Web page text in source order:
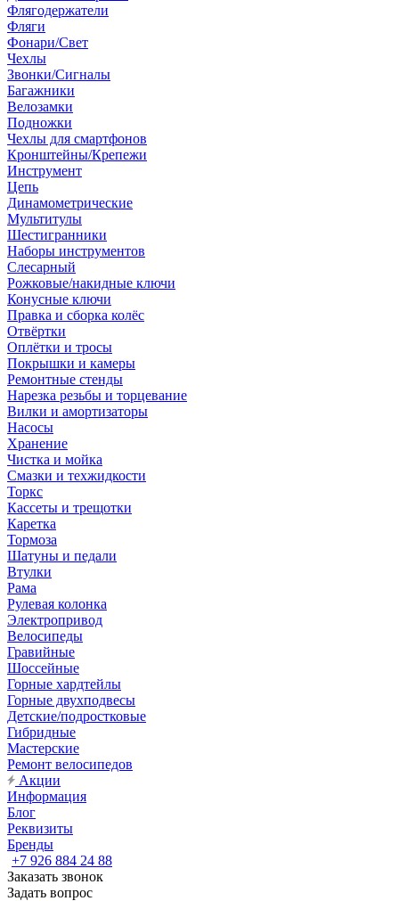
Флягодержатели
Фляги
Фонари/Свет
Чехлы
Звонки/Сигналы
Багажники
Велозамки
Подножки
Чехлы для смартфонов
Кронштейны/Крепежи
Инструмент
Цепь
Динамометрические
Мультитулы
Шестигранники
Наборы инструментов
Слесарный
Рожковые/накидные ключи
Конусные ключи
Правка и сборка колёс
Отвёртки
Оплётки и тросы
Покрышки и камеры
Ремонтные стенды
Нарезка резьбы и торцевание
Вилки и амортизаторы
Насосы
Хранение
Чистка и мойка
Смазки и техжидкости
Торкс
Кассеты и трещотки
Каретка
Тормоза
Шатуны и педали
Втулки
Рама
Рулевая колонка
Электропривод
Велосипеды
Гравийные
Шоссейные
Горные хардтейлы
Горные двухподвесы
Детские/подростковые
Гибридные
Мастерские
Ремонт велосипедов
Акции
Информация
Блог
Реквизиты
Бренды
+7 926 884 24 88
Заказать звонок
Задать вопрос